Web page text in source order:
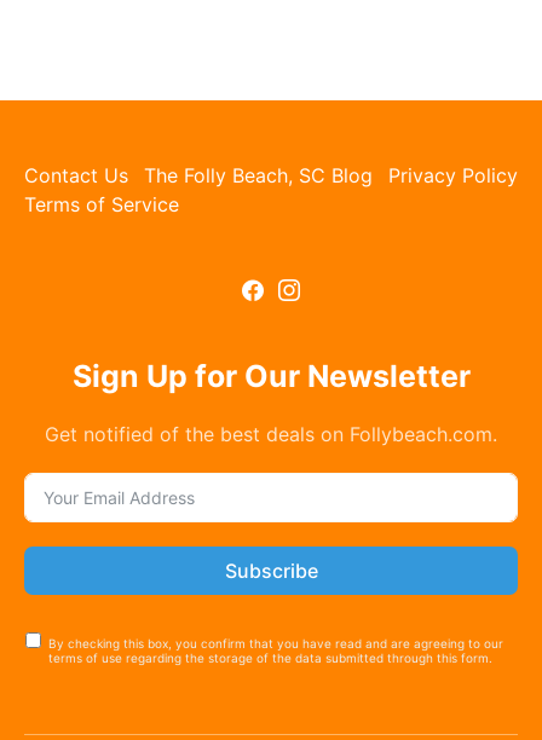
Contact Us The Folly Beach, SC Blog
Privacy Policy
Terms of Service
Sign Up for Our Newsletter
Get notified of the best deals on Follybeach.com.
Subscribe
By checking this box, you confirm that you have read and are agreeing to our
terms of use regarding the storage of the data submitted through this form.